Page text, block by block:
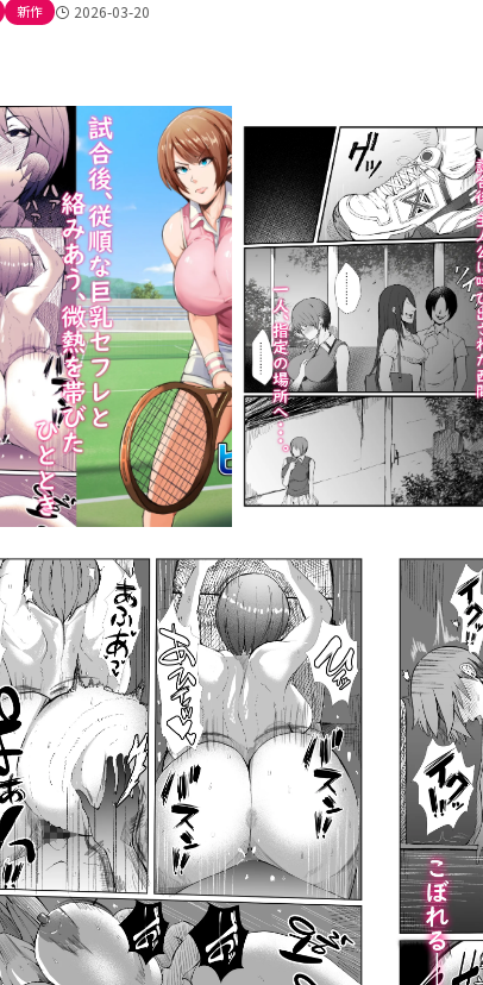
新作 2026-03-20